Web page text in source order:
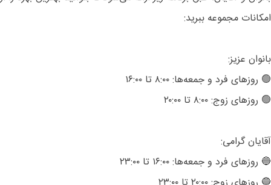
امکانات مجموعه ببرید:
بانوان عزیز:
🟢 روزهای فرد و جمعه‌ها: ۸:۰۰ تا ۱۶:۰۰
🟢 روزهای زوج: ۸:۰۰ تا ۲۰:۰۰
آقایان گرامی:
🔵 روزهای فرد و جمعه‌ها: ۱۶:۰۰ تا ۲۳:۰۰